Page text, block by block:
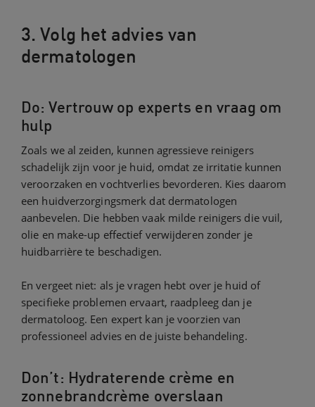
3. Volg het advies van
dermatologen
Do: Vertrouw op experts en vraag om
hulp
Zoals we al zeiden, kunnen agressieve reinigers
schadelijk zijn voor je huid, omdat ze irritatie kunnen
veroorzaken en vochtverlies bevorderen. Kies daarom
een huidverzorgingsmerk dat dermatologen
aanbevelen. Die hebben vaak milde reinigers die vuil,
olie en make-up effectief verwijderen zonder je
huidbarrière te beschadigen.
En vergeet niet: als je vragen hebt over je huid of
specifieke problemen ervaart, raadpleeg dan je
dermatoloog. Een expert kan je voorzien van
professioneel advies en de juiste behandeling.
Don’t: Hydraterende crème en
zonnebrandcrème overslaan